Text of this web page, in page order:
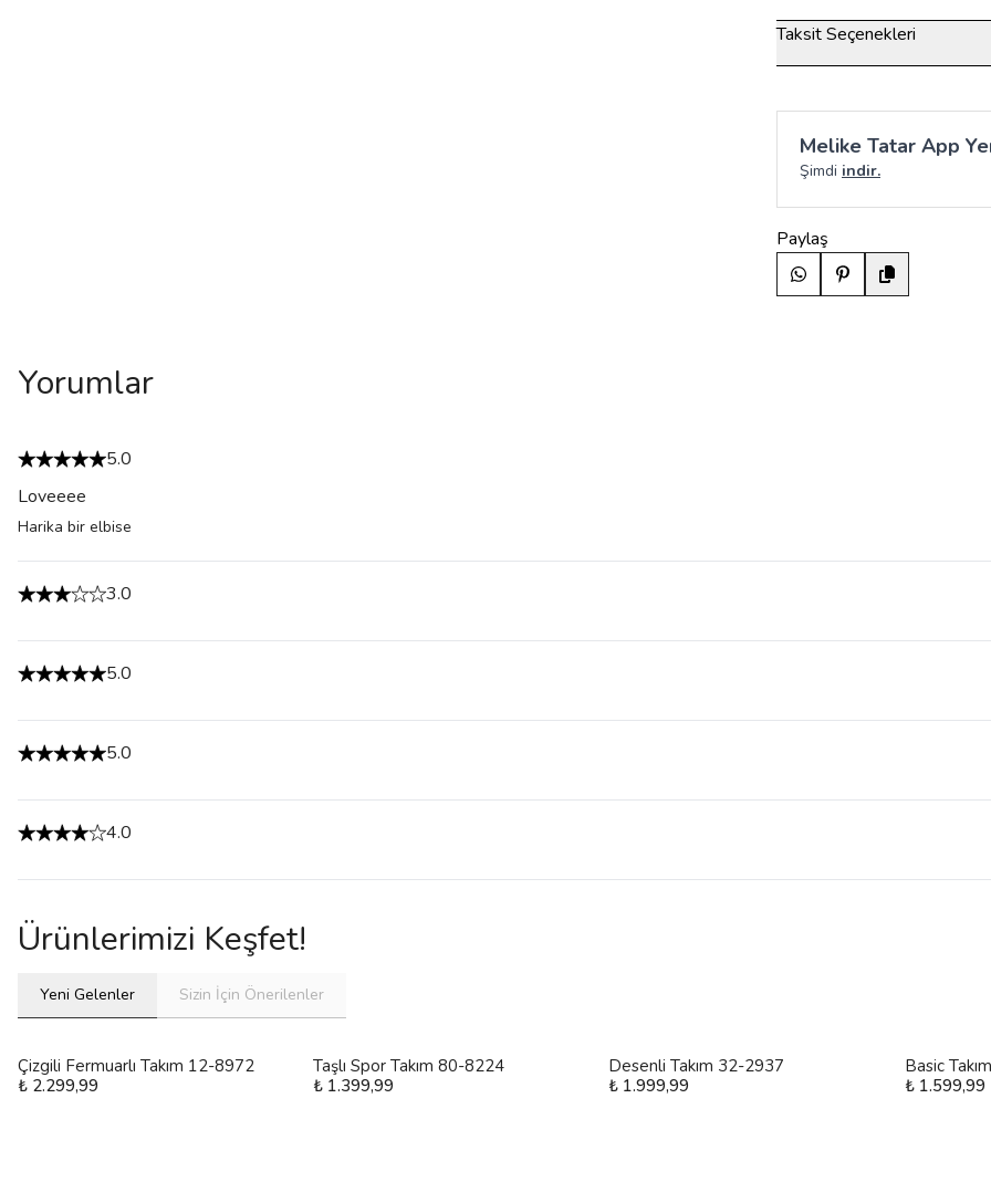
Taksit Seçenekleri
Melike Tatar App
Şimdi indir.
Paylaş
Yorumlar
5.0
Loveeee
Harika bir elbise
3.0
5.0
5.0
4.0
Ürünlerimizi Keşfet!
Yeni Gelenler Sizin İçin Önerilenler
Çizgili Fermuarlı Takım 12-8972
₺ 2.299,99
Taşlı Spor Takım 80-8224
₺ 1.399,99
Desenli Takım 32-2937
₺ 1.999,99
Basic
₺ 1.599,99